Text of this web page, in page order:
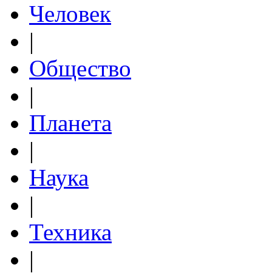
Человек
|
Общество
|
Планета
|
Наука
|
Техника
|